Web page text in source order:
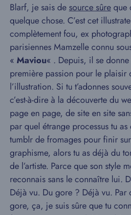
Blarf, je sais de source sûreque
quelque chose. C’est cet
complètement fou, ex
parisiennes Mamzelle connu
« Maviou« . Depuis, il se
première passion pour le plaisir
l’illustration. Si tu t’adonnes
c’est-à-dire à la découverte du
page en page, de site en site
par quel étrange processus tu
tumblr de fromages pour finir
graphisme, alors tu as déjà du
de l’artiste. Parce que son style
reconnais sans le connaître lui.
Déjà vu. Du gore ? Déjà vu. Par
gore, ça, je suis sûre que tu